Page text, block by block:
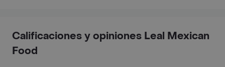
Calificaciones y opiniones Leal Mexican
Food